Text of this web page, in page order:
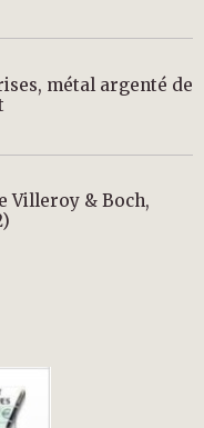
métal argenté de
Villeroy & Boch,